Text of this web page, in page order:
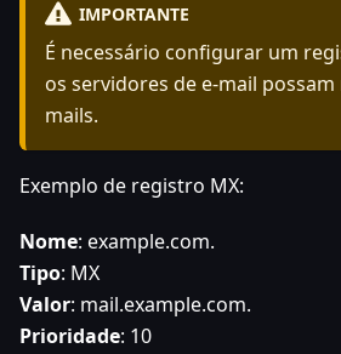
IMPORTANTE
É necessário configurar um
os servidores de e-mail possam
mails.
Exemplo de registro MX:
Nome: example.com.
Tipo: MX
Valor: mail.example.com.
Prioridade: 10